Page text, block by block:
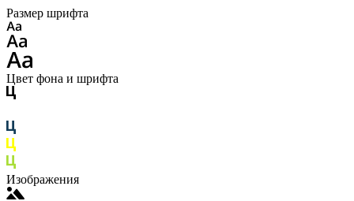
Размер шрифта
Цвет фона и шрифта
Изображения